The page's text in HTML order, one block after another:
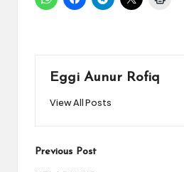
Eggi Aunur Rofiq
View All Posts
Post
Previous Post